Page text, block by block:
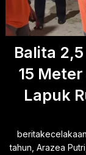
Balita
15
Lapuk
tahun, Arazea